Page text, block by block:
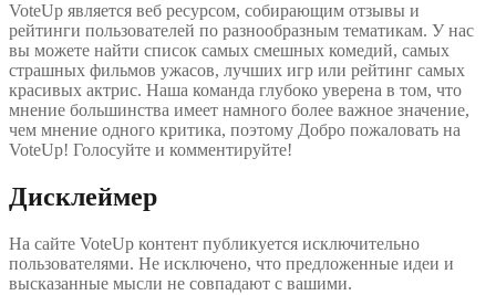
VoteUp является веб ресурсом, собирающим отзывы и
рейтинги пользователей по разнообразным тематикам. У нас
вы можете найти список самых смешных комедий, самых
страшных фильмов ужасов, лучших игр или рейтинг самых
красивых актрис. Наша команда глубоко уверена в том, что
мнение большинства имеет намного более важное значение,
чем мнение одного критика, поэтому Добро пожаловать на
VoteUp! Голосуйте и комментируйте!
Дисклеймер
На сайте VoteUp контент публикуется исключительно
пользователями. Не исключено, что предложенные идеи и
высказанные мысли не совпадают с вашими.